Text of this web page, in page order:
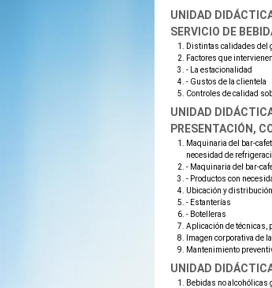
UNIDAD
SERVICIO DE
Distintas calidades del
Factores que
- La estacionalidad
- Gustos de la clientela
Controles de calidad
UNIDAD
PRESENTACIÓN,
Maquinaria del bar-
necesidad de
- Maquinaria del bar-
- Productos con
Ubicación y
- Estanterías
- Botelleras
Aplicación de técnicas,
Imagen corporativa de
Mantenimiento
UNIDAD
Bebidas no alcohólicas